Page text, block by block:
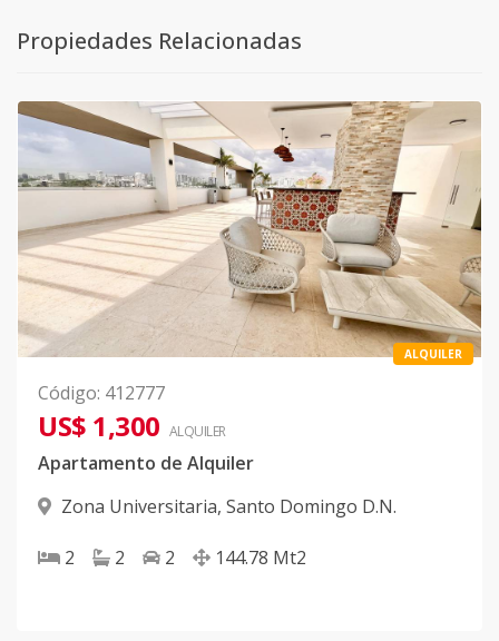
Propiedades Relacionadas
ALQUILER
Código: 412777
US$ 1,300 ALQUILER
Apartamento de Alquiler
Zona Universitaria, Santo Domingo D.N.
2 2 2 144.78 Mt2